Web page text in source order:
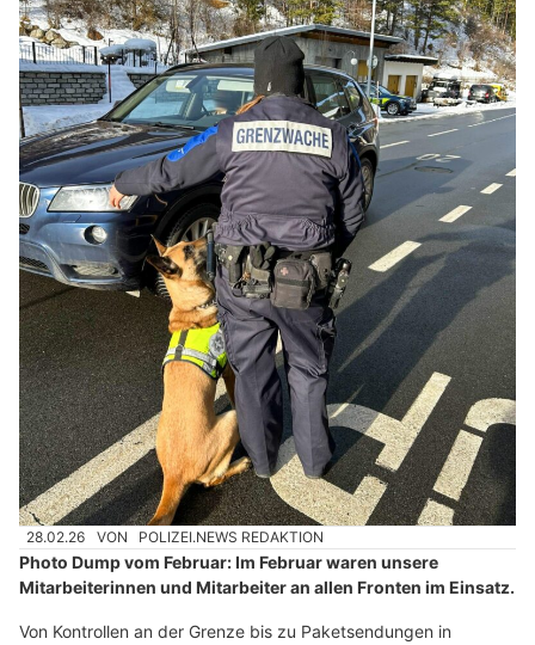
28.02.26 VON POLIZEI.NEWS REDAKTION
Photo Dump vom Februar: Im Februar waren unsere
Mitarbeiterinnen und Mitarbeiter an allen Fronten im Einsatz.
Von Kontrollen an der Grenze bis zu Paketsendungen in